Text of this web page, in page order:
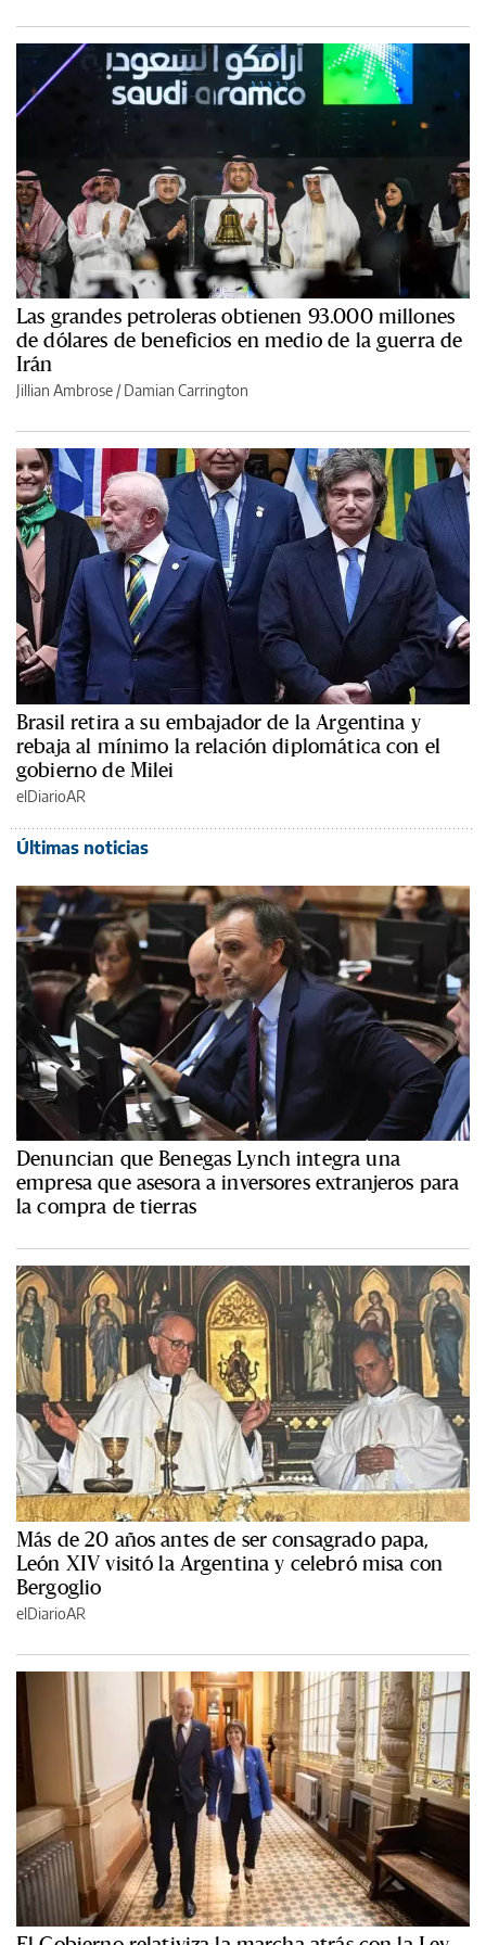
Las grandes petroleras obtienen 93.000 millones
de dólares de beneficios en medio de la guerra de
Irán
Jillian Ambrose / Damian Carrington
Brasil retira a su embajador de la Argentina y
rebaja al mínimo la relación diplomática con el
gobierno de Milei
elDiarioAR
Últimas noticias
Denuncian que Benegas Lynch integra una
empresa que asesora a inversores extranjeros para
la compra de tierras
Más de 20 años antes de ser consagrado papa,
León XIV visitó la Argentina y celebró misa con
Bergoglio
elDiarioAR